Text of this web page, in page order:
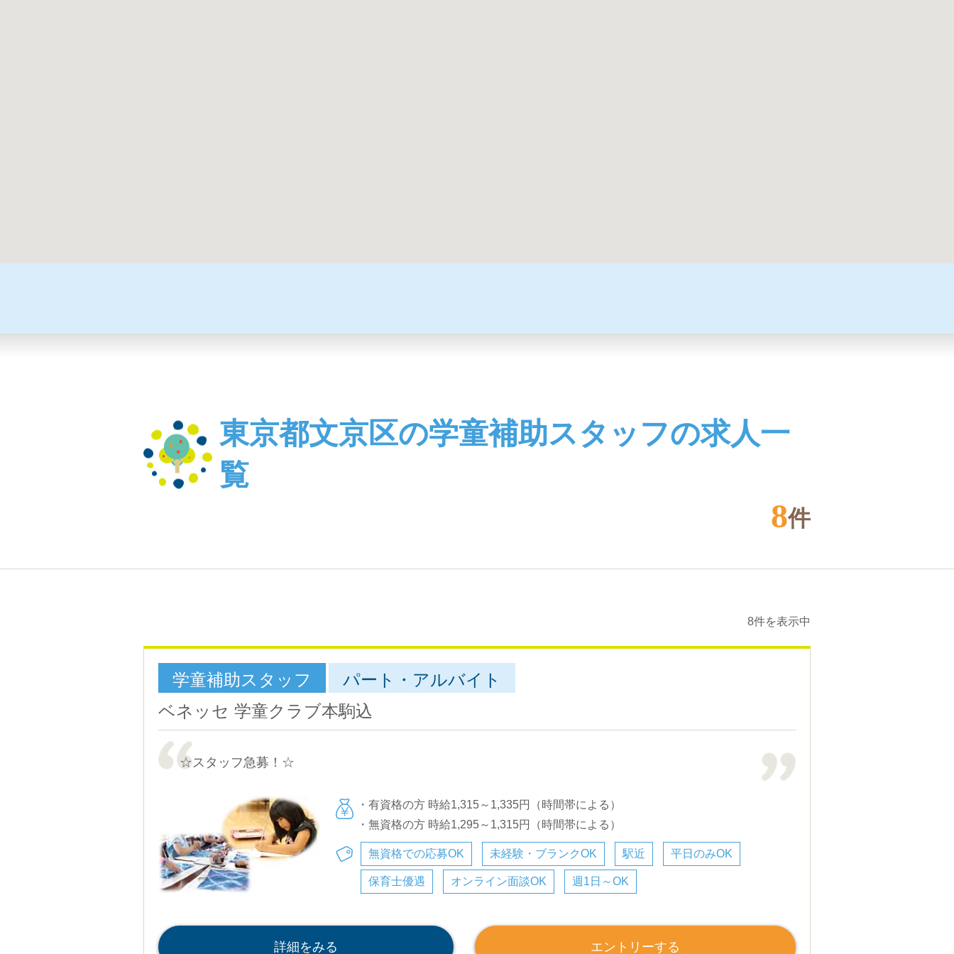
東京都文京区の学童補助スタッフの求人一
覧
8件
8件を表示中
学童補助スタッフ
パート・アルバイト
ベネッセ 学童クラブ本駒込
☆スタッフ急募！☆
・有資格の方 時給1,315～1,335円（時間帯による）
・無資格の方 時給1,295～1,315円（時間帯による）
無資格での応募OK 未経験・ブランクOK 駅近 平日のみOK
保育士優遇 オンライン面談OK 週1日～OK
詳細をみる エントリーする